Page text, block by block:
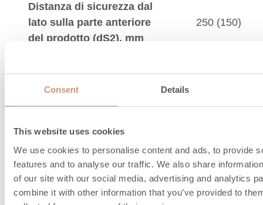
Consent Details
This website uses cookies
We use cookies to personalise content and ads, to provide
features and to analyse our traffic. We also share
of our site with our social media, advertising and analytics
combine it with other information that you’ve provided to
Distanza di sicurezza dal
lato sulla parte anteriore
del prodotto (dS2), mm
250 (150)
irradiazione del boccaporto
parete non combustibile
(dnon), mm
*La distanza di sicurezza per il prodotto con la
protezione termica è indicata tra parentesi (XX